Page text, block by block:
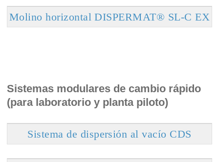
Molino horizontal DISPERMAT® SL-C EX
Sistemas modulares de cambio rápido
(para laboratorio y planta piloto)
Sistema de dispersión al vacío CDS